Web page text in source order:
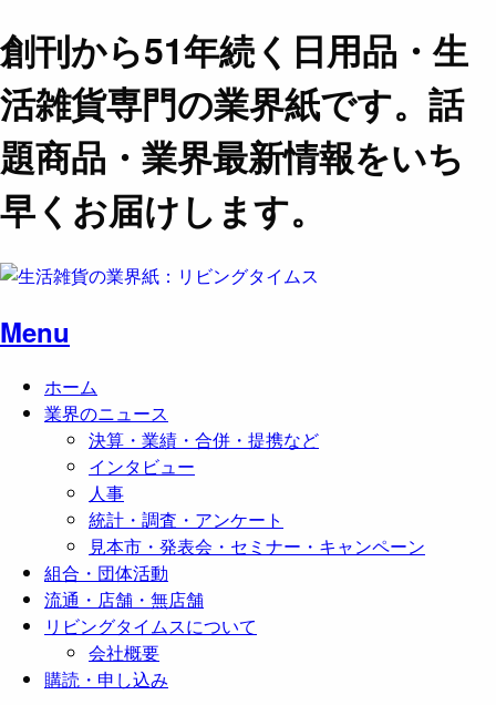
創刊から51年続く日用品・生
活雑貨専門の業界紙です。話
題商品・業界最新情報をいち
早くお届けします。
Menu
ホーム
業界のニュース
決算・業績・合併・提携など
インタビュー
人事
統計・調査・アンケート
見本市・発表会・セミナー・キャンペーン
組合・団体活動
流通・店舗・無店舗
リビングタイムスについて
会社概要
購読・申し込み